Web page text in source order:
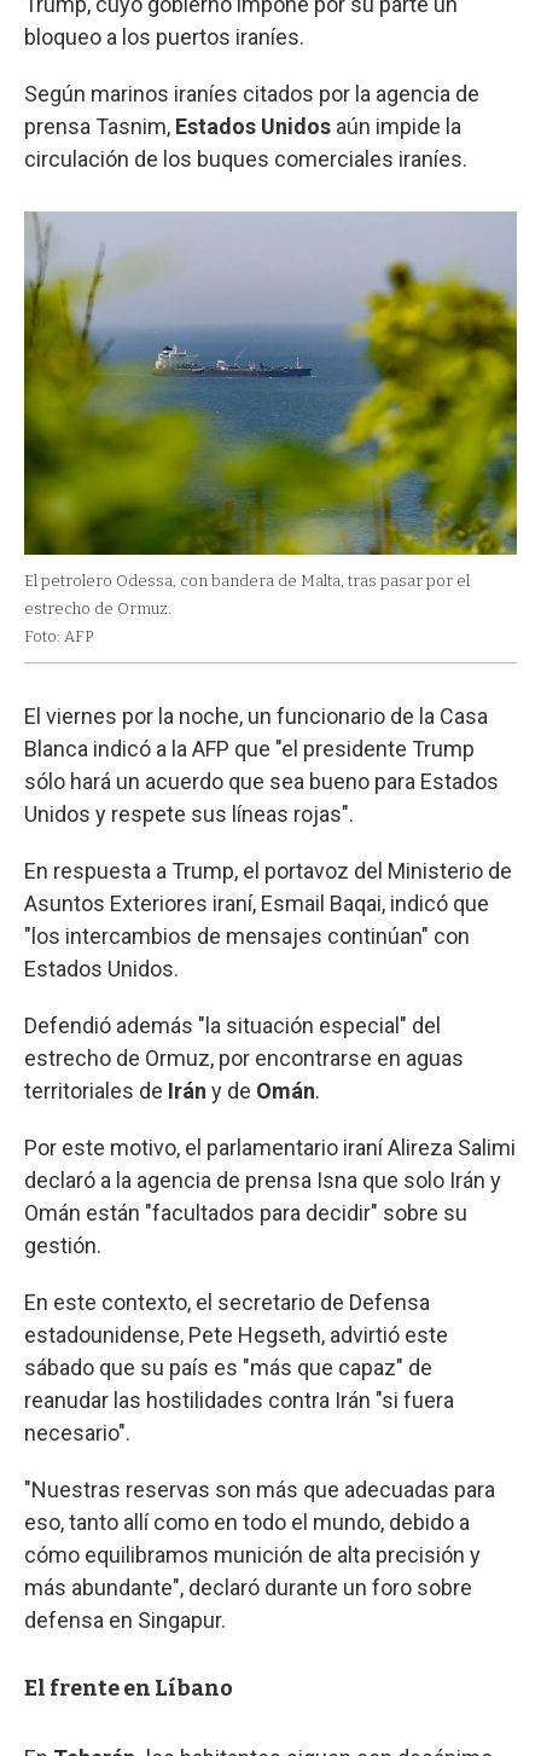
bloqueo a los puertos iraníes.
Según marinos iraníes citados por la agencia de
prensa Tasnim, Estados Unidos aún impide la
circulación de los buques comerciales iraníes.
El petrolero Odessa, con bandera de Malta, tras pasar por el
estrecho de Ormuz.
Foto: AFP
El viernes por la noche, un funcionario de la Casa
Blanca indicó a la AFP que "el presidente Trump
sólo hará un acuerdo que sea bueno para Estados
Unidos y respete sus líneas rojas".
En respuesta a Trump, el portavoz del Ministerio de
Asuntos Exteriores iraní, Esmail Baqai, indicó que
"los intercambios de mensajes continúan" con
Estados Unidos.
Defendió además "la situación especial" del
estrecho de Ormuz, por encontrarse en aguas
territoriales de Irán y de Omán.
Por este motivo, el parlamentario iraní Alireza Salimi
declaró a la agencia de prensa Isna que solo Irán y
Omán están "facultados para decidir" sobre su
gestión.
En este contexto, el secretario de Defensa
estadounidense, Pete Hegseth, advirtió este
sábado que su país es "más que capaz" de
reanudar las hostilidades contra Irán "si fuera
necesario".
"Nuestras reservas son más que adecuadas para
eso, tanto allí como en todo el mundo, debido a
cómo equilibramos munición de alta precisión y
más abundante", declaró durante un foro sobre
defensa en Singapur.
El frente en Líbano